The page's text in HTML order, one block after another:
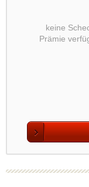
keine
Prämie